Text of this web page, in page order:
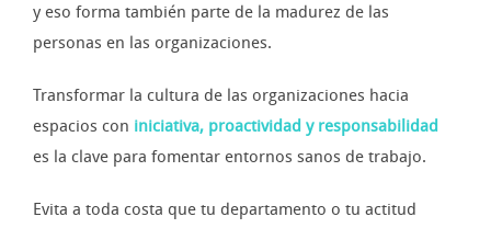
y eso forma también parte de la madurez de las
personas en las organizaciones.
Transformar la cultura de las organizaciones hacia
espacios con iniciativa, proactividad y responsabilidad
es la clave para fomentar entornos sanos de trabajo.
Evita a toda costa que tu departamento o tu actitud